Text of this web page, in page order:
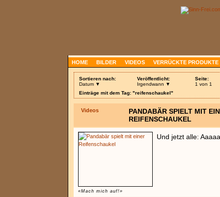
HOME BILDER VIDEOS VERRÜCKTE PRODUKTE
Sortieren nach:
Datum ▼
Veröffentlicht:
Irgendwann ▼
Seite:
1 von 1
Einträge mit dem Tag: "reifenschaukel"
Videos
PANDABÄR SPIELT MIT
REIFENSCHAUKEL
«Mach mich auf!»
Und jetzt alle: